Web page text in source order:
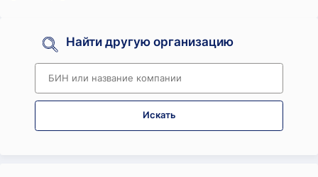
Найти другую организацию
Искать